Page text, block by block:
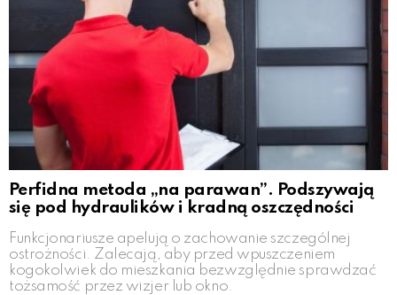
Perfidna metoda „na parawan”. Podszywają
się pod hydraulików i kradną oszczędności
Funkcjonariusze apelują o zachowanie szczególnej
ostrożności. Zalecają, aby przed wpuszczeniem
kogokolwiek do mieszkania bezwzględnie sprawdzać
tożsamość przez wizjer lub okno.